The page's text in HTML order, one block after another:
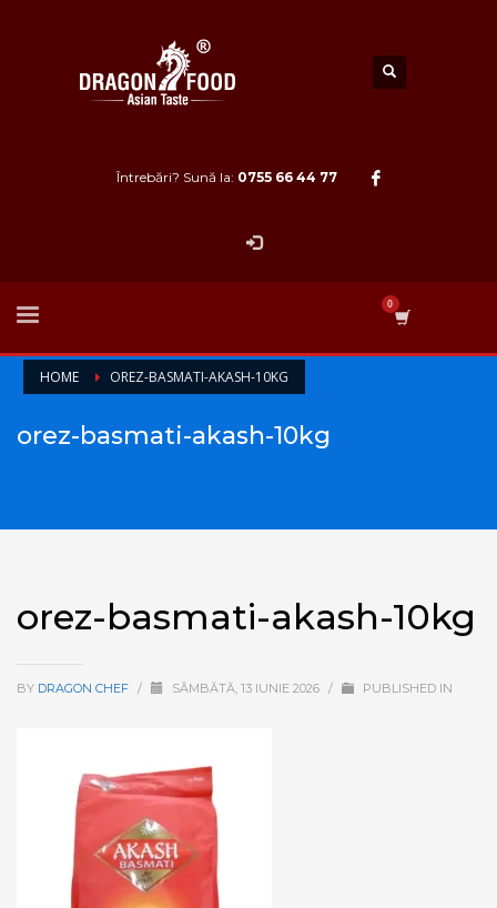
Întrebări? Sună la: 0755 66 44 77
HOME OREZ-BASMATI-AKASH-10KG
orez-basmati-akash-10kg
orez-basmati-akash-10kg
BY DRAGON CHEF / SÂMBĂTĂ, 13 IUNIE 2026 / PUBLISHED IN